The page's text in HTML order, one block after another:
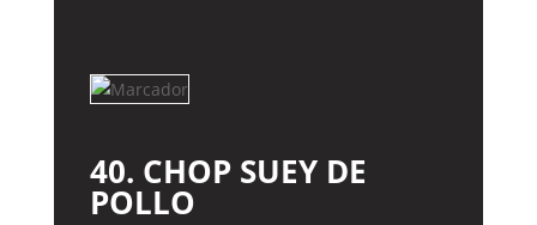
40. CHOP SUEY DE
POLLO